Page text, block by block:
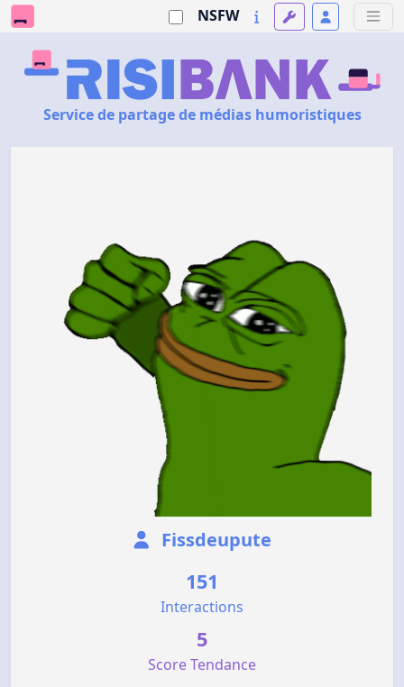
NSFW
Service de partage de médias humoristiques
Fissdeupute
151
Interactions
5
Score Tendance